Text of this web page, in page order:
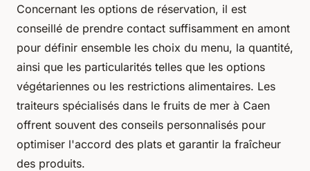
Concernant les options de réservation, il est
conseillé de prendre contact suffisamment en amont
pour définir ensemble les choix du menu, la quantité,
ainsi que les particularités telles que les options
végétariennes ou les restrictions alimentaires. Les
traiteurs spécialisés dans le fruits de mer à Caen
offrent souvent des conseils personnalisés pour
optimiser l'accord des plats et garantir la fraîcheur
des produits.